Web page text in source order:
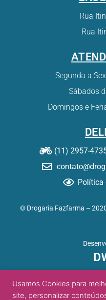
Usamos Cookies para
site, personalizar
Rua
Rua
Segunda a
Sábados
Domingos e
(11) 2957-
Política
© Drogaria Fazfarma –